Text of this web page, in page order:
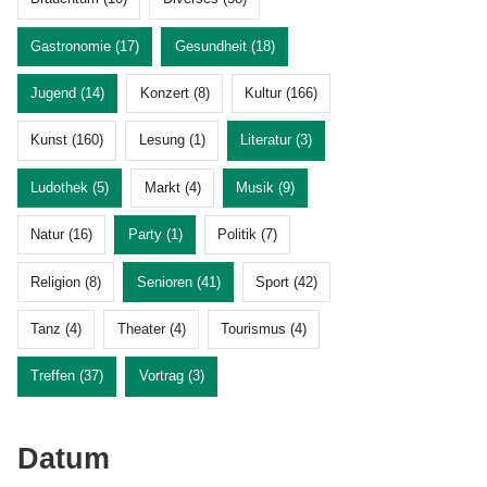
Gastronomie (17) Gesundheit (18)
Jugend (14) Konzert (8) Kultur (166)
Kunst (160) Lesung (1) Literatur (3)
Ludothek (5) Markt (4) Musik (9)
Natur (16) Party (1) Politik (7)
Religion (8) Senioren (41) Sport (42)
Tanz (4) Theater (4) Tourismus (4)
Treffen (37) Vortrag (3)
Datum